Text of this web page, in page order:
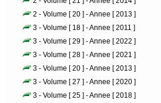
2 - Volume [ 20 ] - Annee [ 2013 ]
3 - Volume [ 18 ] - Annee [ 2011 ]
3 - Volume [ 29 ] - Annee [ 2022 ]
3 - Volume [ 28 ] - Annee [ 2021 ]
3 - Volume [ 20 ] - Annee [ 2013 ]
3 - Volume [ 27 ] - Annee [ 2020 ]
3 - Volume [ 25 ] - Annee [ 2018 ]